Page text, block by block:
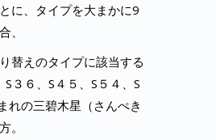
に、タイプを大まかに9
、
替えのタイプに該当する
３６、S４５、S５４、S
れの三碧木星（さんぺき
。